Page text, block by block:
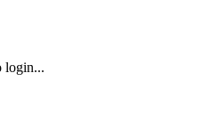
login...